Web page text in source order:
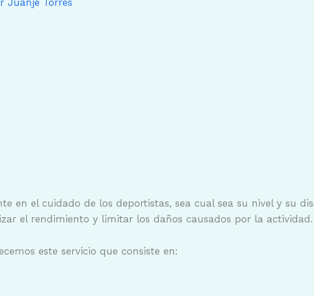
Juanje Torres
en el cuidado de los deportistas, sea cual sea su nivel y su
el rendimiento y limitar los daños causados por la actividad.
este servicio que consiste en: